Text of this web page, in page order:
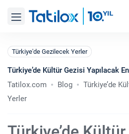
Türkiye'de Gezilecek Yerler
Türkiye’de Kültür Gezisi Yapılacak
Tatilox.com
Blog
Türkiye’de
Yerler